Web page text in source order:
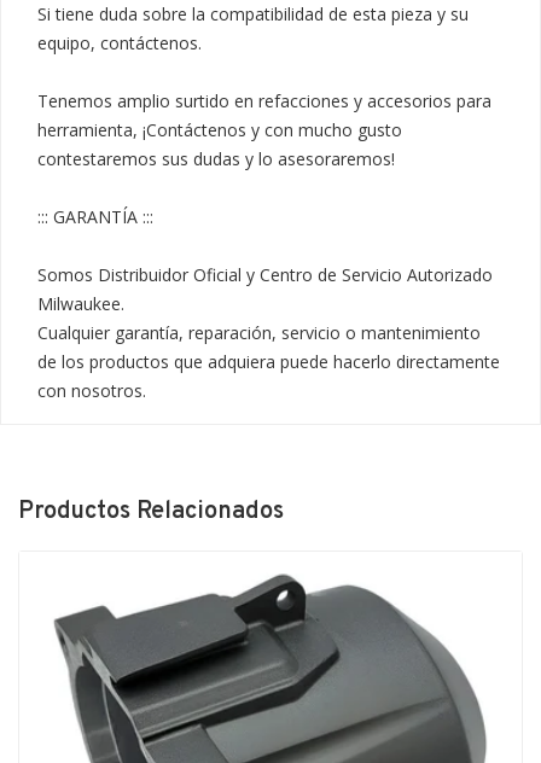
Si tiene duda sobre la compatibilidad de esta pieza y su
equipo, contáctenos.
Tenemos amplio surtido en refacciones y accesorios para
herramienta, ¡Contáctenos y con mucho gusto
contestaremos sus dudas y lo asesoraremos!
::: GARANTÍA :::
Somos Distribuidor Oficial y Centro de Servicio Autorizado
Milwaukee.
Cualquier garantía, reparación, servicio o mantenimiento
de los productos que adquiera puede hacerlo directamente
con nosotros.
Productos Relacionados